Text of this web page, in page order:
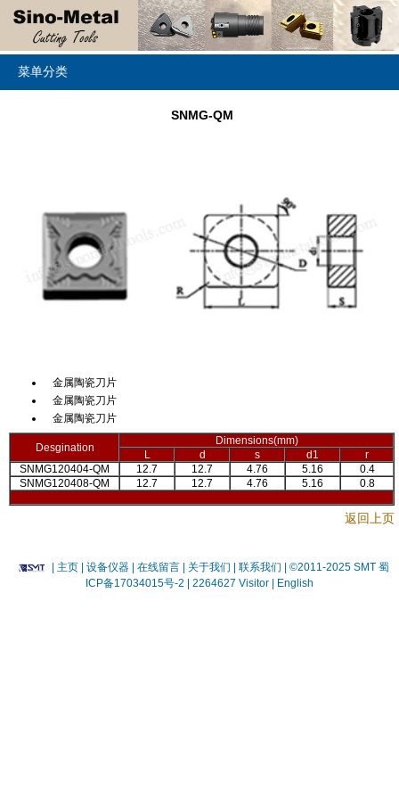
菜单分类
SNMG-QM
金属陶瓷刀片
金属陶瓷刀片
金属陶瓷刀片
Desgination
Dimensions(mm)
L
d s d1
r
SNMG120404-QM
12.7 12.7 4.76 5.16
0.4
SNMG120408-QM
12.7 12.7 4.76 5.16 0.8
返回上页
主页 | 设备仪器 | 在线留言 | 关于我们 | 联系我们 | ©2011-2025 SMT 蜀
ICP备17034015号-2 | 2264627 Visitor | English